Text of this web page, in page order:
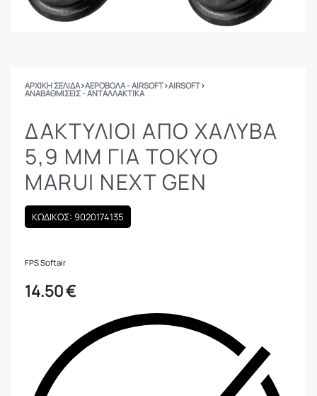
ΑΡΧΙΚΉ ΣΕΛΊΔΑ›ΑΕΡΟΒΟΛΑ - AIRSOFT›AIRSOFT›
ΑΝΑΒΑΘΜΊΣΕΙΣ - ΑΝΤΑΛΛΑΚΤΙΚΆ
ΔΑΚΤΎΛΙΟΙ ΑΠΌ ΧΆΛΥΒΑ
5,9 MM ΓΙΑ TOKYO
MARUI NEXT GEN
ΚΩΔΙΚΟΣ: 9020174135
FPS Softair
14.50€